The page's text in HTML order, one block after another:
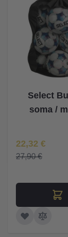
Select
soma /
Īpaša Cena
22,32 €
27,90 €